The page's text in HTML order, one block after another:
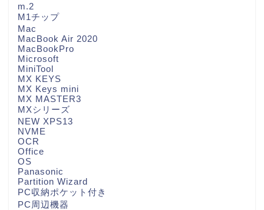
m.2
M1チップ
Mac
MacBook Air 2020
MacBookPro
Microsoft
MiniTool
MX KEYS
MX Keys mini
MX MASTER3
MXシリーズ
NEW XPS13
NVME
OCR
Office
OS
Panasonic
Partition Wizard
PC収納ポケット付き
PC周辺機器